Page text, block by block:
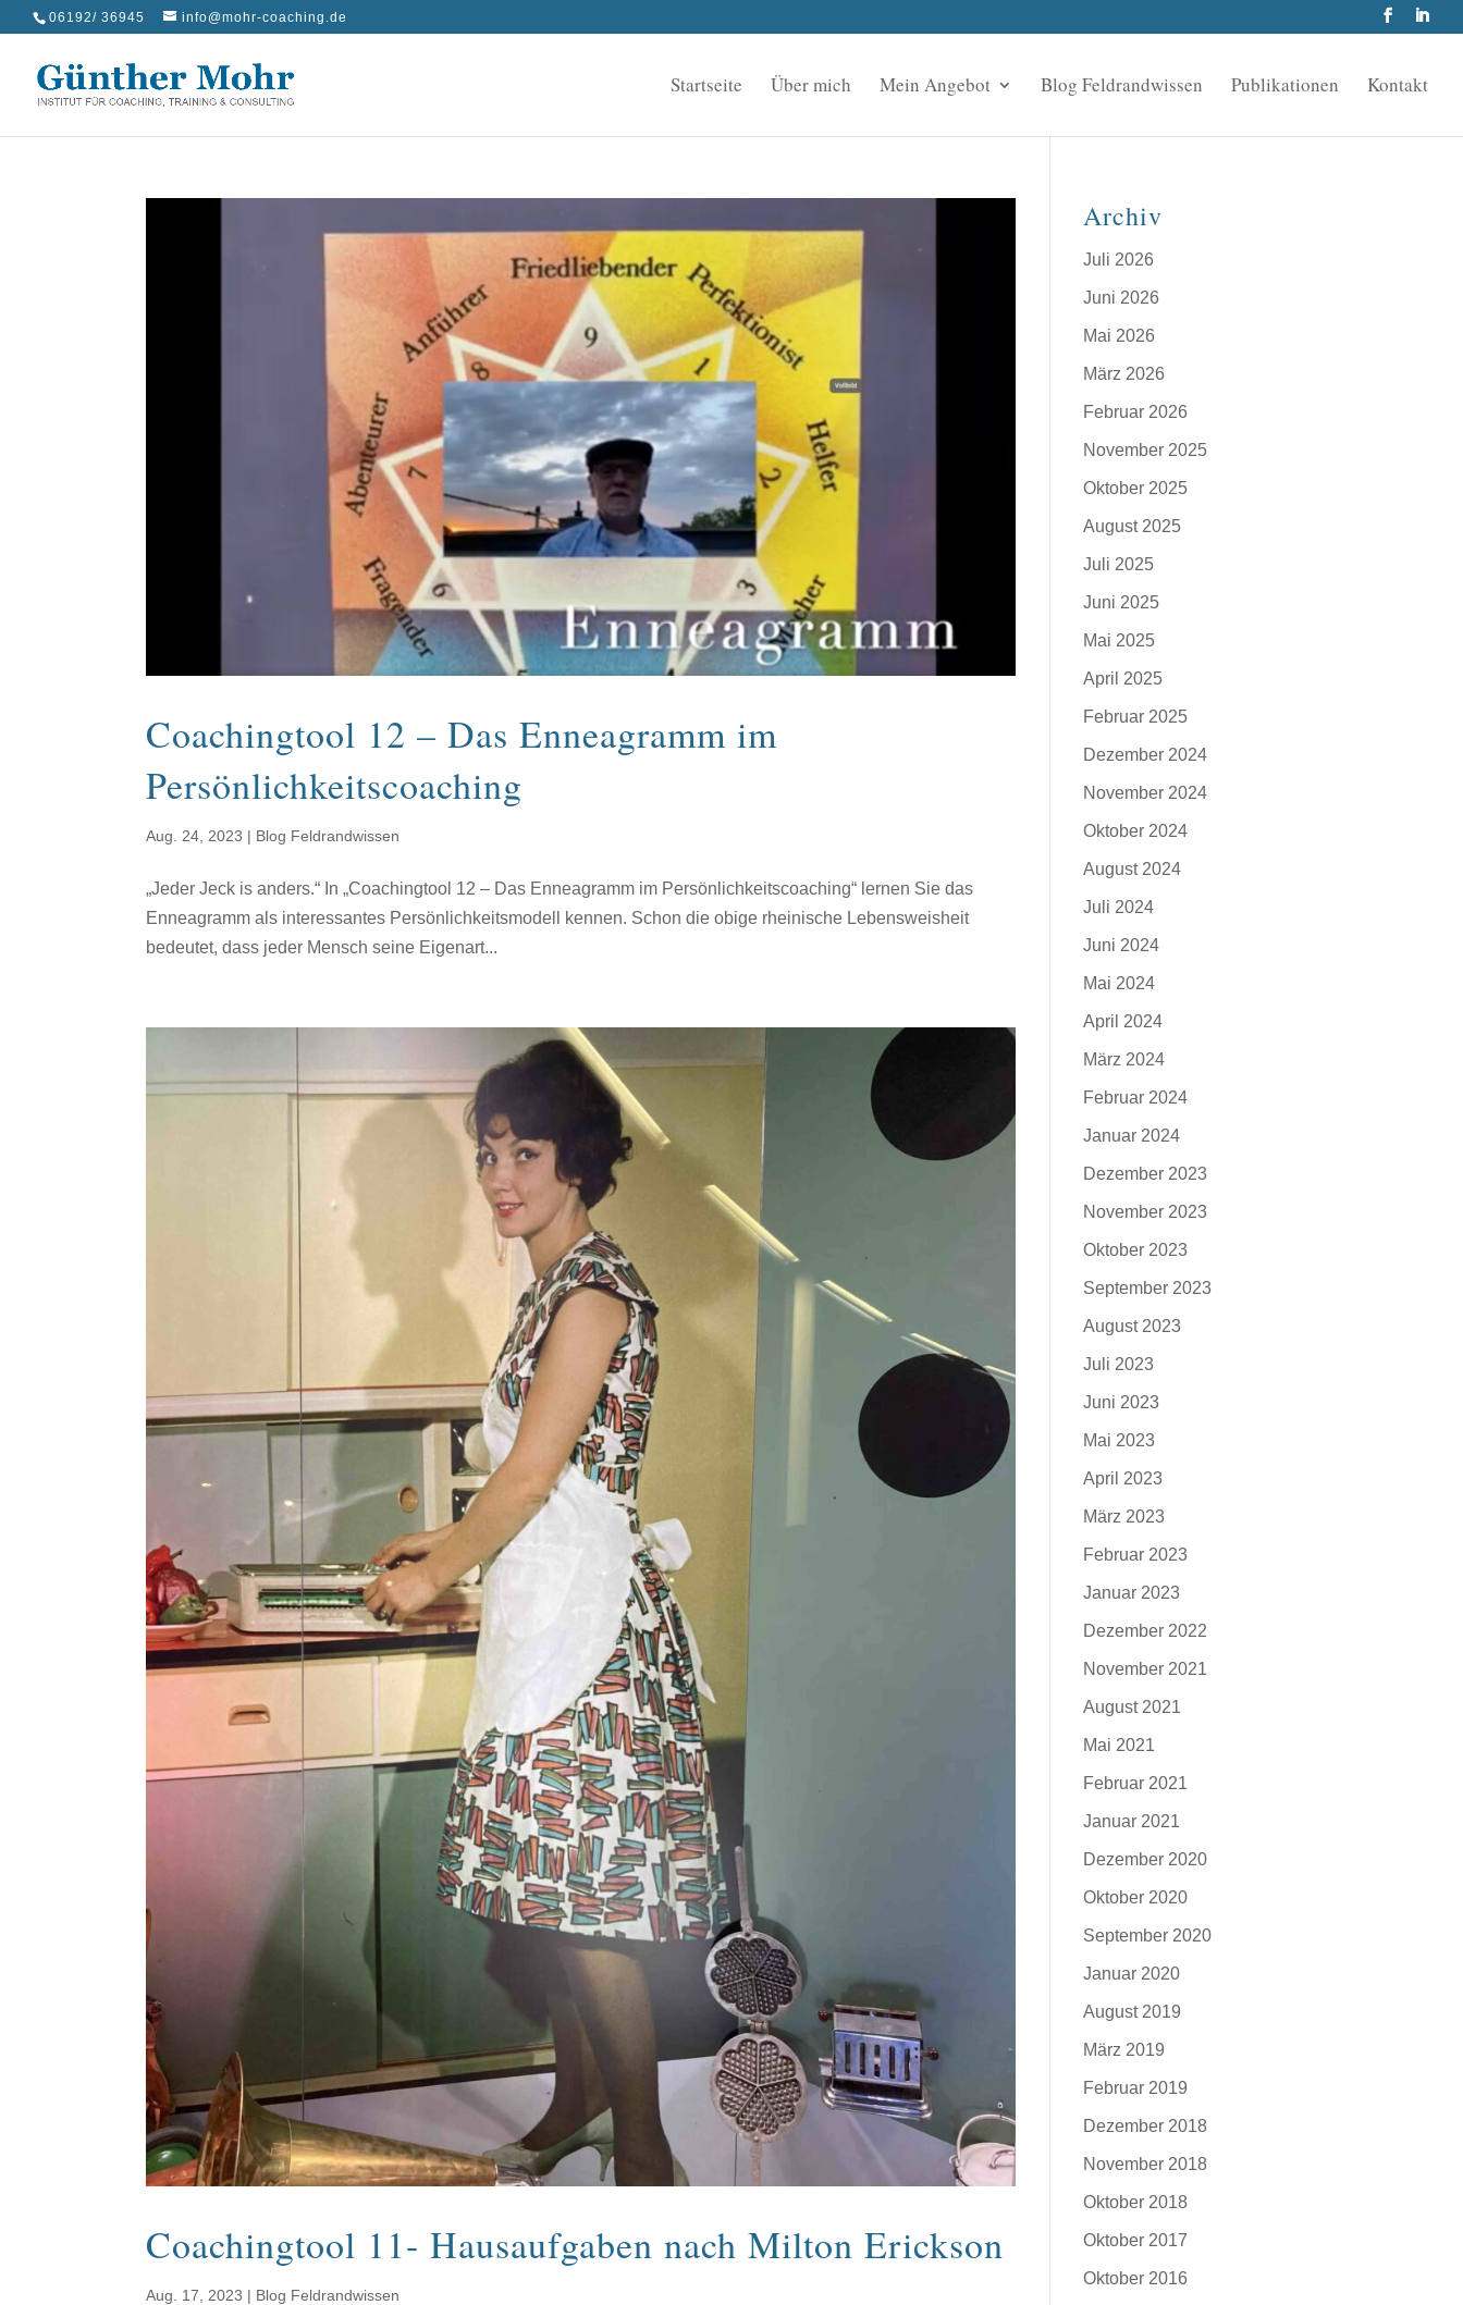
06192/ 36945 info@mohr-coaching.de
Startseite Über mich Mein Angebot Blog Feldrandwissen Publikationen Kontakt
Coachingtool 12 – Das Enneagramm im
Persönlichkeitscoaching
Aug. 24, 2023 | Blog Feldrandwissen
„Jeder Jeck is anders.“ In „Coachingtool 12 – Das Enneagramm im Persönlichkeitscoaching“ lernen Sie das
Enneagramm als interessantes Persönlichkeitsmodell kennen. Schon die obige rheinische Lebensweisheit
bedeutet, dass jeder Mensch seine Eigenart...
Coachingtool 11- Hausaufgaben nach Milton Erickson
Aug. 17, 2023 | Blog Feldrandwissen
Archiv
Juli 2026
Juni 2026
Mai 2026
März 2026
Februar 2026
November 2025
Oktober 2025
August 2025
Juli 2025
Juni 2025
Mai 2025
April 2025
Februar 2025
Dezember 2024
November 2024
Oktober 2024
August 2024
Juli 2024
Juni 2024
Mai 2024
April 2024
März 2024
Februar 2024
Januar 2024
Dezember 2023
November 2023
Oktober 2023
September 2023
August 2023
Juli 2023
Juni 2023
Mai 2023
April 2023
März 2023
Februar 2023
Januar 2023
Dezember 2022
November 2021
August 2021
Mai 2021
Februar 2021
Januar 2021
Dezember 2020
Oktober 2020
September 2020
Januar 2020
August 2019
März 2019
Februar 2019
Dezember 2018
November 2018
Oktober 2018
Oktober 2017
Oktober 2016